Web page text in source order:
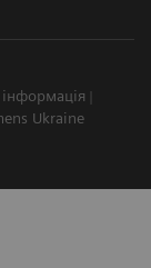
Ukraine